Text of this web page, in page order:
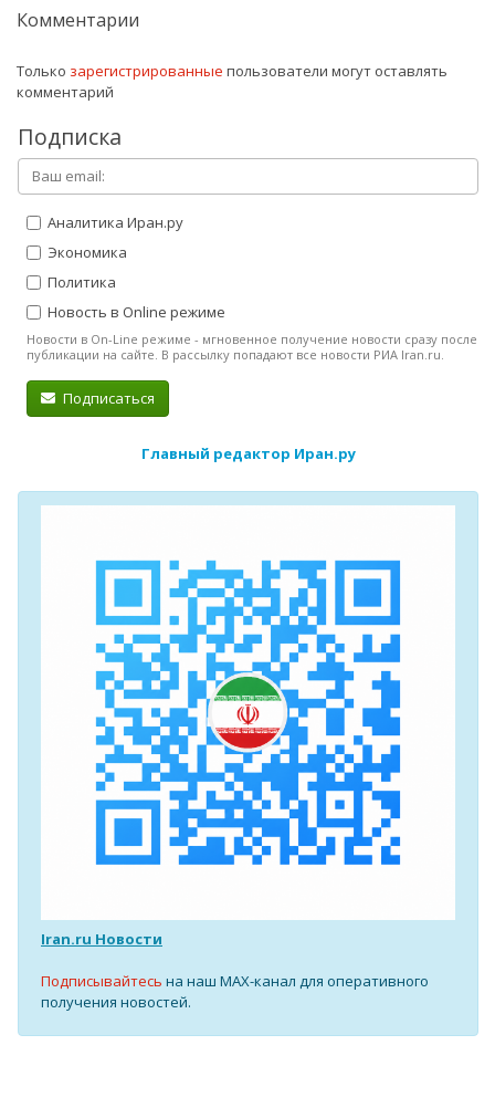
Комментарии
Только зарегистрированные пользователи могут оставлять
комментарий
Подписка
Аналитика Иран.ру
Экономика
Политика
Новость в Online режиме
Новости в On-Line режиме - мгновенное получение новости сразу после
публикации на сайте. В рассылку попадают все новости РИА Iran.ru.
Подписаться
Главный редактор Иран.ру
Iran.ru Новости
Подписывайтесь на наш MAX-канал для оперативного
получения новостей.